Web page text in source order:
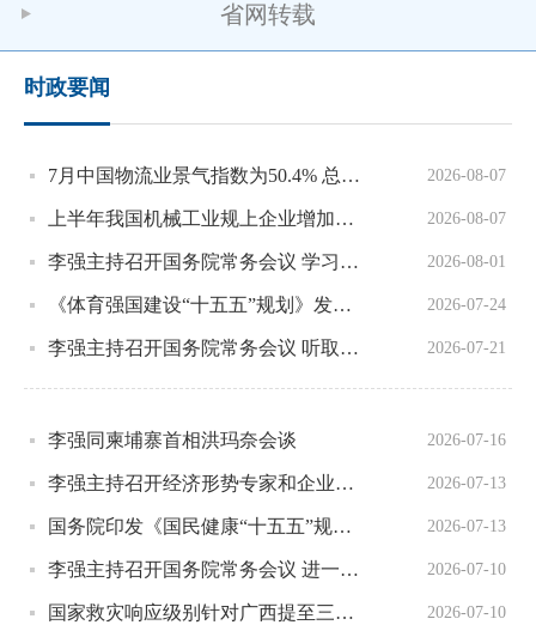
省网转载
时政要闻
7月中国物流业景气指数为50.4% 总体保持扩张 2026-08-07
上半年我国机械工业规上企业增加值同比增长6.4% 2026-08-07
李强主持召开国务院常务会议 学习贯彻习近平总书记关于上半年经济形势和做好下半年经济工作的重要讲话精神 2026-08-01
《体育强国建设“十五五”规划》发布 系统部署体育高质量发展 2026-07-24
李强主持召开国务院常务会议 听取对服务业扩能提质和“六张网”规划建设督查情况汇报等 2026-07-21
李强同柬埔寨首相洪玛奈会谈 2026-07-16
李强主持召开经济形势专家和企业家座谈会 2026-07-13
国务院印发《国民健康“十五五”规划》 2026-07-13
李强主持召开国务院常务会议 进一步部署防汛抗洪救灾工作等 2026-07-10
国家救灾响应级别针对广西提至三级 相关部门持续部署重点地区防汛防台风工作 2026-07-10